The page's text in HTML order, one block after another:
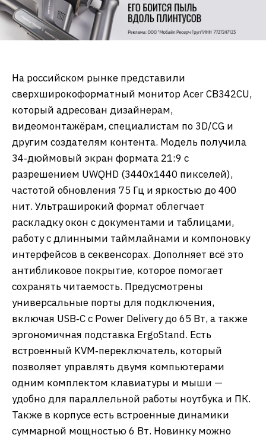
На российском рынке представили
сверхширокоформатный монитор Acer CB342CU,
который адресован дизайнерам,
видеомонтажёрам, специалистам по 3D/CG и
другим создателям контента. Модель получила
34‑дюймовый экран формата 21:9 с
разрешением UWQHD (3440х1440 пикселей),
частотой обновления 75 Гц и яркостью до 400
нит. Ультраширокий формат облегчает
раскладку окон с документами и таблицами,
работу с длинными таймлайнами и компоновку
интерфейсов в секвенсорах. Дополняет всё это
антибликовое покрытие, которое помогает
сохранять читаемость. Предусмотрены
универсальные порты для подключения,
включая USB‑C с Power Delivery до 65 Вт, а также
эргономичная подставка ErgoStand. Есть
встроенный KVM‑переключатель, который
позволяет управлять двумя компьютерами
одним комплектом клавиатуры и мыши —
удобно для параллельной работы ноутбука и ПК.
Также в корпусе есть встроенные динамики
суммарной мощностью 6 Вт. Новинку можно